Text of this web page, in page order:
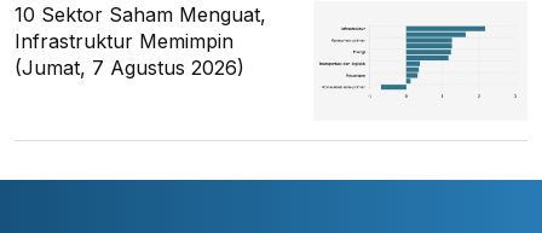
10 Sektor Saham Menguat,
Infrastruktur Memimpin
(Jumat, 7 Agustus 2026)